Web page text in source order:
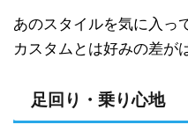
あのスタイルを気に入っ
カスタムとは好みの差が
足回り・乗り心地